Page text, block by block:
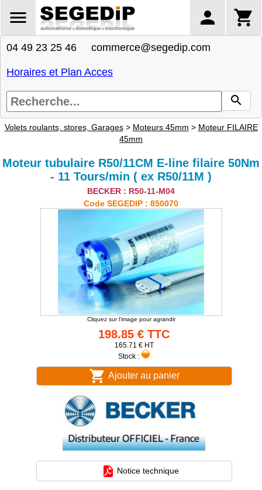
04 49 23 25 46 commerce@segedip.com
Horaires et Plan Acces
Volets roulants, stores, Garages> Moteurs 45mm > Moteur FILAIRE
45mm
Moteur tubulaire R50/11CM E-line filaire 50Nm
- 11 Tours/min ( ex R50/11M )
BECKER : R50-11-M04
Code SEGEDIP : 850070
Cliquez sur l'image pour agrandir
198.85 € TTC
165.71 € HT
Stock :
Ajouter au panier
Notice technique